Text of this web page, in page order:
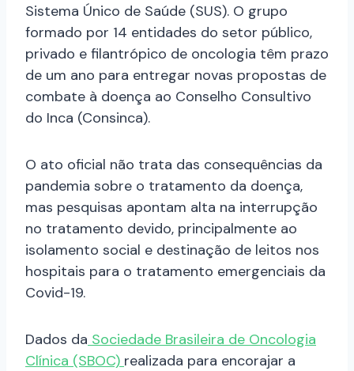
Sistema Único de Saúde (SUS). O grupo
formado por 14 entidades do setor público,
privado e filantrópico de oncologia têm prazo
de um ano para entregar novas propostas de
combate à doença ao Conselho Consultivo
do Inca (Consinca).
O ato oficial não trata das consequências da
pandemia sobre o tratamento da doença,
mas pesquisas apontam alta na interrupção
no tratamento devido, principalmente ao
isolamento social e destinação de leitos nos
hospitais para o tratamento emergenciais da
Covid-19.
Dados da Sociedade Brasileira de Oncologia
Clínica (SBOC) realizada para encorajar a